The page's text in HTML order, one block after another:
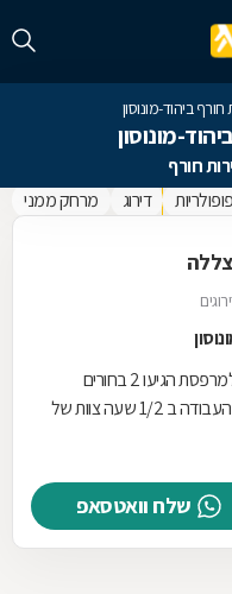
חורף ביהוד-מונוסון
מונוסון
פופולריות דירוג מרחק ממני
עשיתי היום פרגולה למרפסת הגיעו 2 בחורים
נחמדים תיקתקו את העבודה ב 1/2 שעה צוות של
צוות מנצח ממליצה מכל
שלח וואטסאפ